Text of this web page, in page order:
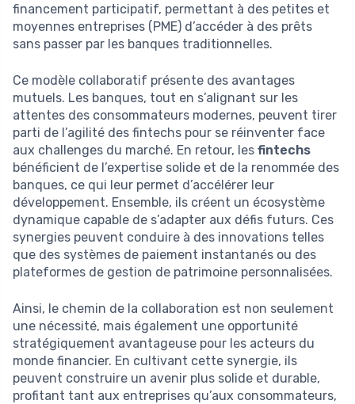
financement participatif, permettant à des petites et
moyennes entreprises (PME) d’accéder à des prêts
sans passer par les banques traditionnelles.
Ce modèle collaboratif présente des avantages
mutuels. Les banques, tout en s’alignant sur les
attentes des consommateurs modernes, peuvent tirer
parti de l’agilité des fintechs pour se réinventer face
aux challenges du marché. En retour, les fintechs
bénéficient de l’expertise solide et de la renommée des
banques, ce qui leur permet d’accélérer leur
développement. Ensemble, ils créent un écosystème
dynamique capable de s’adapter aux défis futurs. Ces
synergies peuvent conduire à des innovations telles
que des systèmes de paiement instantanés ou des
plateformes de gestion de patrimoine personnalisées.
Ainsi, le chemin de la collaboration est non seulement
une nécessité, mais également une opportunité
stratégiquement avantageuse pour les acteurs du
monde financier. En cultivant cette synergie, ils
peuvent construire un avenir plus solide et durable,
profitant tant aux entreprises qu’aux consommateurs,